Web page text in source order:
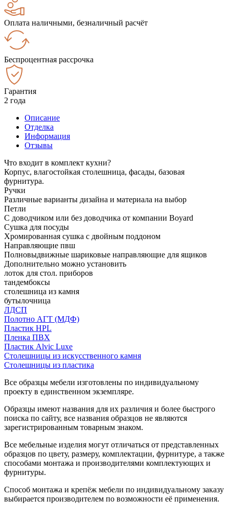
Оплата наличными, безналичный расчёт
Беспроцентная рассрочка
Гарантия
2 года
Описание
Отделка
Информация
Отзывы
Что входит в комплект кухни?
Корпус, влагостойкая столешница, фасады, базовая
фурнитура.
Ручки
Различные варианты дизайна и материала на выбор
Петли
С доводчиком или без доводчика от компании Boyard
Сушка для посуды
Хромированная сушка с двойным поддоном
Направляющие пвш
Полновыдвижные шариковые направляющие для ящиков
Дополнительно можно установить
лоток для стол. приборов
тандембоксы
столешница из камня
бутылочница
ЛДСП
Полотно АГТ (МДФ)
Пластик HPL
Пленка ПВХ
Пластик Alvic Luxe
Столешницы из искусственного камня
Столешницы из пластика
Все образцы мебели изготовлены по индивидуальному
проекту в единственном экземпляре.
Образцы имеют названия для их различия и более быстрого
поиска по сайту, все названия образцов не являются
зарегистрированным товарным знаком.
Все мебельные изделия могут отличаться от представленных
образцов по цвету, размеру, комплектации, фурнитуре, а также
способами монтажа и производителями комплектующих и
фурнитуры.
Способ монтажа и крепёж мебели по индивидуальному заказу
выбирается производителем по возможности её применения.